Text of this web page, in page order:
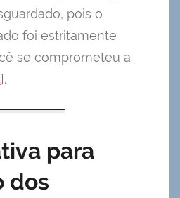
pois o
foi estritamente
se comprometeu a
].
para
dos